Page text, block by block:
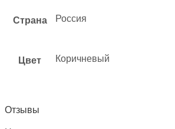
Страна Россия
Цвет Коричневый
Отзывы